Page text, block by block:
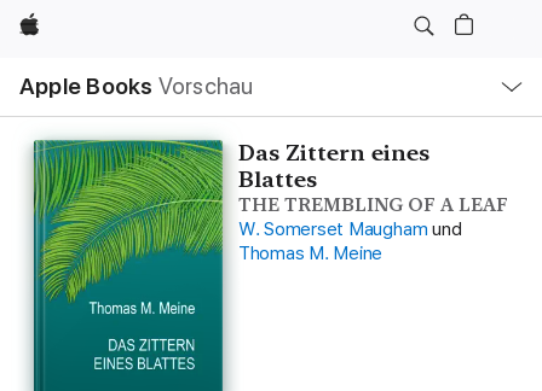
Apple
Apple Books Vorschau
Navigation
Menü
öffnen
Das Zittern eines
Blattes
THE TREMBLING OF A LEAF
W. Somerset Maugham und
Thomas M. Meine